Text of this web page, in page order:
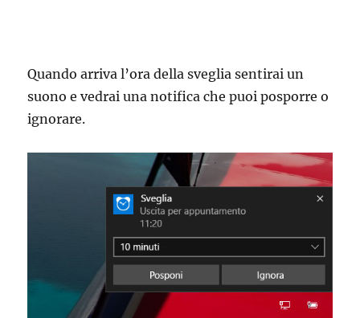
Quando arriva l’ora della sveglia sentirai un
suono e vedrai una notifica che puoi posporre o
ignorare.